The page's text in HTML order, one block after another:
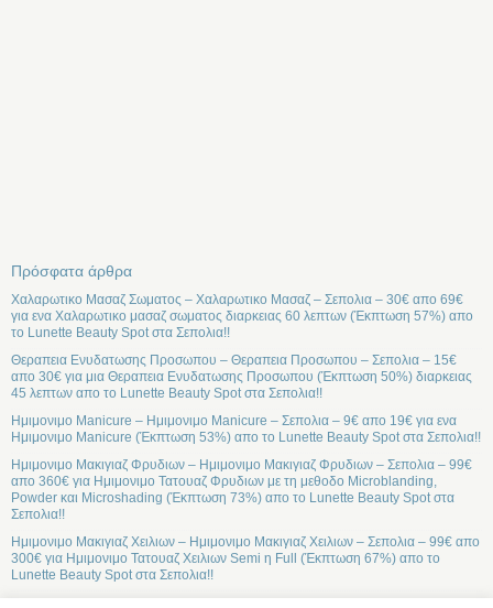
Πρόσφατα άρθρα
Χαλαρωτικο Μασαζ Σωματος – Χαλαρωτικο Μασαζ – Σεπολια – 30€ απο 69€
για ενα Χαλαρωτικο μασαζ σωματος διαρκειας 60 λεπτων (Έκπτωση 57%) απο
το Lunette Beauty Spot στα Σεπολια!!
Θεραπεια Ενυδατωσης Προσωπου – Θεραπεια Προσωπου – Σεπολια – 15€
απο 30€ για μια Θεραπεια Ενυδατωσης Προσωπου (Έκπτωση 50%) διαρκειας
45 λεπτων απο το Lunette Beauty Spot στα Σεπολια!!
Ημιμονιμο Manicure – Ημιμονιμο Manicure – Σεπολια – 9€ απο 19€ για ενα
Ημιμονιμο Manicure (Έκπτωση 53%) απο το Lunette Beauty Spot στα Σεπολια!!
Ημιμονιμο Μακιγιαζ Φρυδιων – Ημιμονιμο Μακιγιαζ Φρυδιων – Σεπολια – 99€
απο 360€ για Ημιμονιμο Τατουαζ Φρυδιων με τη μεθοδο Microblanding,
Powder και Microshading (Έκπτωση 73%) απο το Lunette Beauty Spot στα
Σεπολια!!
Ημιμονιμο Μακιγιαζ Χειλιων – Ημιμονιμο Μακιγιαζ Χειλιων – Σεπολια – 99€ απο
300€ για Ημιμονιμο Τατουαζ Χειλιων Semi η Full (Έκπτωση 67%) απο το
Lunette Beauty Spot στα Σεπολια!!